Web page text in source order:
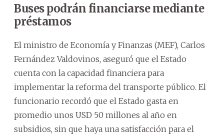
Buses podrán financiarse mediante
préstamos
El ministro de Economía y Finanzas (MEF), Carlos
Fernández Valdovinos, aseguró que el Estado
cuenta con la capacidad financiera para
implementar la reforma del transporte público. El
funcionario recordó que el Estado gasta en
promedio unos USD 50 millones al año en
subsidios, sin que haya una satisfacción para el